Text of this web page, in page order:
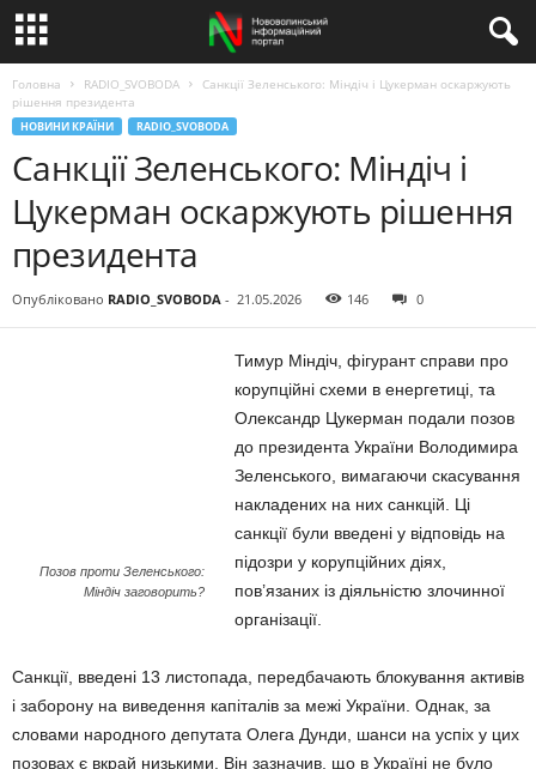
Головна RADIO_SVOBODA
Санкції Зеленського: Міндіч і Цукерман оскаржують
рішення президента
НОВИНИ КРАЇНИ RADIO_SVOBODA
Санкції Зеленського: Міндіч і
Цукерман оскаржують рішення
президента
Опубліковано RADIO_SVOBODA - 21.05.2026 146 0
Позов проти Зеленського:
Міндіч заговорить?
Тимур Міндіч, фігурант справи про
корупційні схеми в енергетиці, та
Олександр Цукерман подали позов
до президента України Володимира
Зеленського, вимагаючи скасування
накладених на них санкцій. Ці
санкції були введені у відповідь на
підозри у корупційних діях,
пов’язаних із діяльністю злочинної
організації.
Санкції, введені 13 листопада, передбачають блокування активів
і заборону на виведення капіталів за межі України. Однак, за
словами народного депутата Олега Дунди, шанси на успіх у цих
позовах є вкрай низькими. Він зазначив, що в Україні не було